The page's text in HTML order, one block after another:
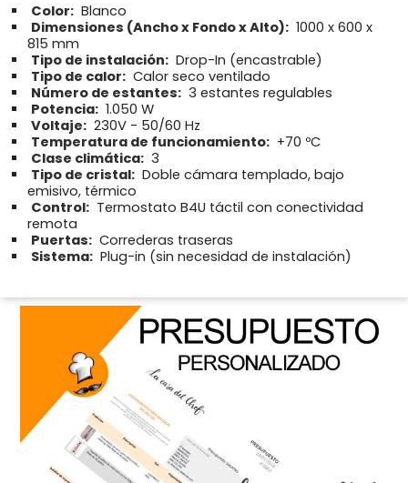
Color: Blanco
Dimensiones (Ancho x Fondo x Alto): 1000 x 600 x
815 mm
Tipo de instalación: Drop-In (encastrable)
Tipo de calor: Calor seco ventilado
Número de estantes: 3 estantes regulables
Potencia: 1.050 W
Voltaje: 230V - 50/60 Hz
Temperatura de funcionamiento: +70 ºC
Clase climática: 3
Tipo de cristal: Doble cámara templado, bajo
emisivo, térmico
Control: Termostato B4U táctil con conectividad
remota
Puertas: Correderas traseras
Sistema: Plug-in (sin necesidad de instalación)